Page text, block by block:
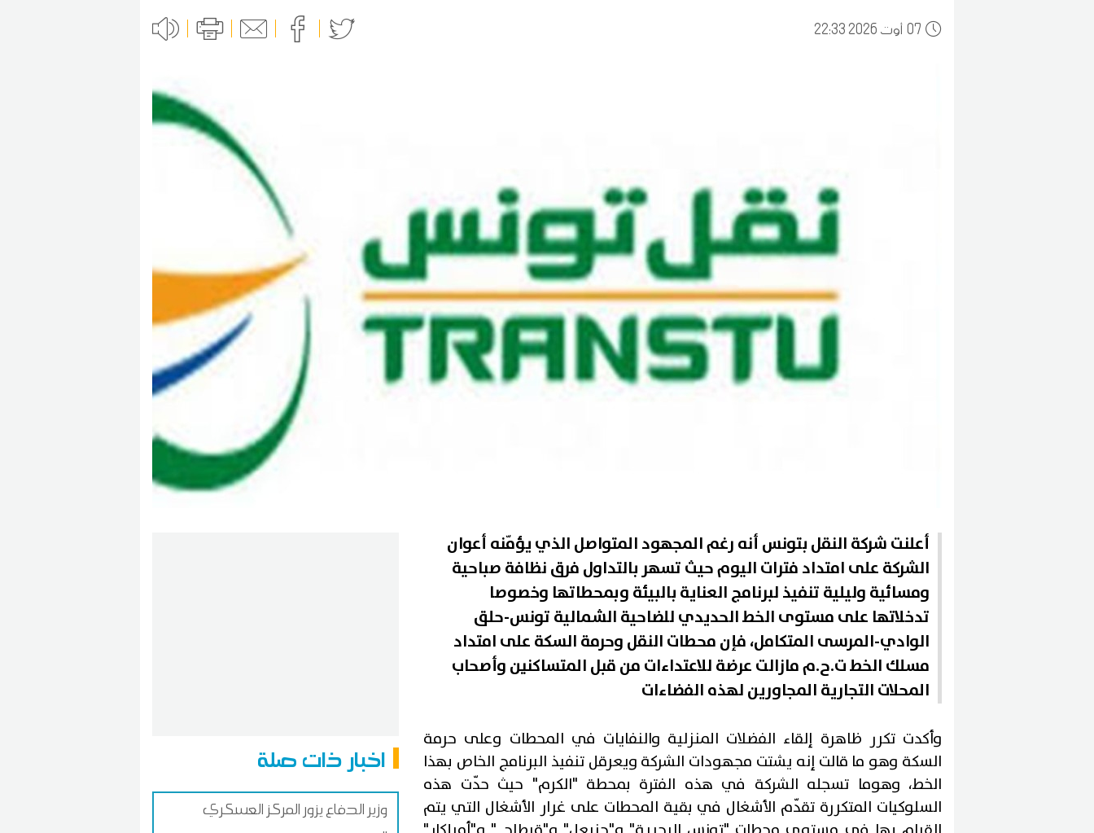
0722:33 2026 أوت
اخبار ذات صلة
وزير الدفاع يزور المركز العسكري
أعلنت شركة النقل بتونس أنه رغم المجهود المتواصل الذي يؤمّنه أعوان
الشركة على امتداد فترات اليوم حيث تسهر بالتداول فرق نظافة صباحية
ومسائية وليلية تنفيذ لبرنامج العناية بالبيئة وبمحطاتها وخصوصا
تدخلاتها على مستوى الخط الحديدي للضاحية الشمالية تونس-حلق
الوادي-المرسى المتكامل، فإن محطات النقل وحرمة السكة على امتداد
مسلك الخط ت.ح.م مازالت عرضة للاعتداءات من قبل المتساكنين وأصحاب
المحلات التجارية المجاورين لهذه الفضاءات
وأكدت تكرر ظاهرة إلقاء الفضلات المنزلية والنفايات في المحطات وعلى حرمة
السكة وهو ما قالت إنه يشتت مجهودات الشركة ويعرقل تنفيذ البرنامج الخاص بهذا
الخط، وهوما تسجله الشركة في هذه الفترة بمحطة "الكرم" حيث حدّت هذه
السلوكيات المتكررة تقدّم الأشغال في بقية المحطات على غرار الأشغال التي يتم